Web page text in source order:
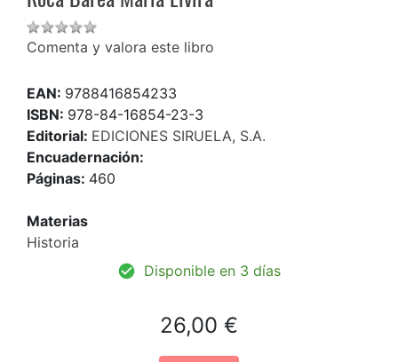
Comenta y valora este libro
EAN: 9788416854233
ISBN: 978-84-16854-23-3
Editorial: EDICIONES SIRUELA, S.A.
Encuadernación:
Páginas: 460
Materias
Historia
Disponible en 3 días
26,00 €